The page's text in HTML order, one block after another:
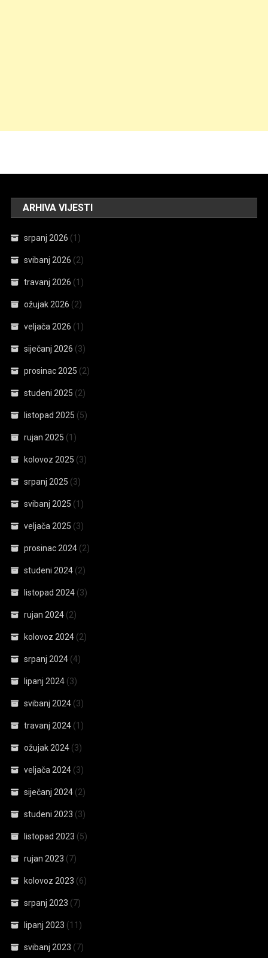
ARHIVA VIJESTI
srpanj 2026 (1)
svibanj 2026 (2)
travanj 2026 (1)
ožujak 2026 (2)
veljača 2026 (1)
siječanj 2026 (3)
prosinac 2025 (2)
studeni 2025 (2)
listopad 2025 (5)
rujan 2025 (1)
kolovoz 2025 (3)
srpanj 2025 (3)
svibanj 2025 (1)
veljača 2025 (3)
prosinac 2024 (2)
studeni 2024 (2)
listopad 2024 (3)
rujan 2024 (2)
kolovoz 2024 (2)
srpanj 2024 (4)
lipanj 2024 (3)
svibanj 2024 (3)
travanj 2024 (1)
ožujak 2024 (3)
veljača 2024 (3)
siječanj 2024 (2)
studeni 2023 (3)
listopad 2023 (5)
rujan 2023 (7)
kolovoz 2023 (6)
srpanj 2023 (7)
lipanj 2023 (11)
svibanj 2023 (7)